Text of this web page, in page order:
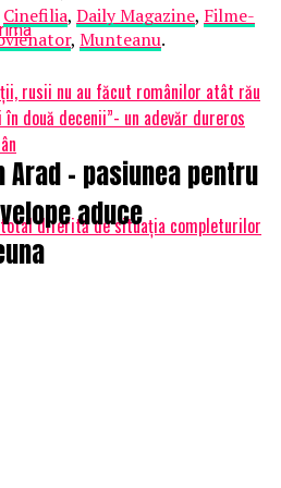
rusii nu au făcut românilor atât rău
două decenii”- un adevăr dureros
diferită de situaţia completurilor
Cinefilia, Daily Magazine, Filme-
, Munteanu.
Arad – pasiunea pentru
aduce